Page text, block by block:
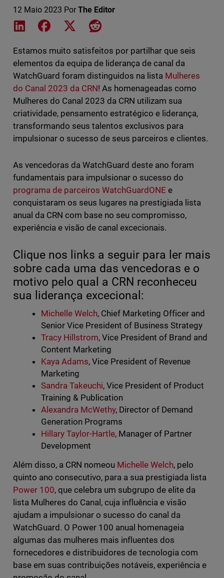
12 Maio 2023 Por The Editor
Share on LinkedIn
Share on Facebook
Share on XShare on Reddit
Estamos muito satisfeitos por partilhar que seis
elementos da equipa de liderança de canal da
WatchGuard foram distinguidos na lista Mulheres
do Canal 2023 da CRN! As homenageadas como
Mulheres do Canal 2023 da CRN utilizam sua
criatividade, pensamento estratégico e liderança,
transformando seus talentos exclusivos para
impulsionar o sucesso de seus parceiros e clientes.
As vencedoras da WatchGuard deste ano foram
fundamentais para impulsionar o sucesso do
programa de parceiros WatchGuardONE e
conquistaram os seus lugares na prestigiada lista
anual da CRN com base no seu compromisso,
experiência e visão de canal excecionais.
Clique nos links a seguir para ler mais
sobre cada uma das vencedoras e o
motivo pelo qual a CRN reconheceu
sua liderança excecional:
Michelle Welch, Chief Marketing Officer and
Senior Vice President of Business Strategy
Tracy Hillstrom, Vice President of Brand and
Content Marketing
Kaya Adams, Vice President of Revenue
Marketing
Sandra Takeuchi, Vice President of Product
Training & Publication
Alexandra McWethy, Director of Demand
Generation Programs
Hillary Taylor-Hartle, Manager of Partner
Development
Além disso, a CRN nomeou Michelle Welch, pelo
quinto ano consecutivo, para a sua prestigiada lista
Power 100, que celebra um subgrupo de elite da
lista Mulheres do Canal, cuja influência e visão
ajudam a impulsionar o sucesso do canal da
WatchGuard. O Power 100 anual homenageia
algumas das mulheres mais influentes dos
fornecedores e distribuidores de tecnologia com
base em suas contribuições notáveis, experiência e